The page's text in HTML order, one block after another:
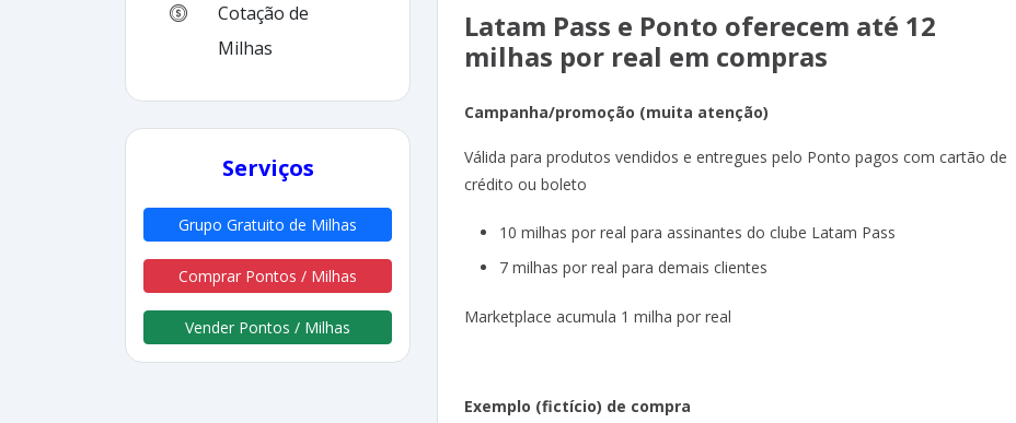
Cotação de
Milhas
Serviços
Grupo Gratuito de Milhas
Comprar Pontos / Milhas
Vender Pontos / Milhas
Latam Pass e Ponto oferecem até 12
milhas por real em compras
Campanha/promoção (muita atenção)
Válida para produtos vendidos e entregues pelo Ponto pagos com cartão de
crédito ou boleto
10 milhas por real para assinantes do clube Latam Pass
7 milhas por real para demais clientes
Marketplace acumula 1 milha por real
Exemplo (fictício) de compra